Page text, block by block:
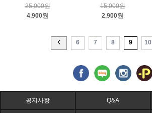
25,000원
4,900원
15,000원
2,900원
6 7 8 9 10
공지사항 Q&A